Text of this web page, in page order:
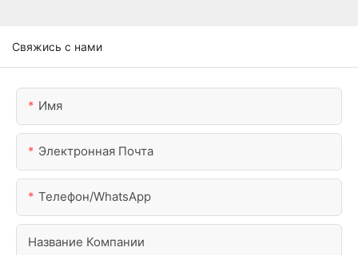
Свяжись с нами
Имя
Электронная Почта
Телефон/WhatsApp
Название Компании